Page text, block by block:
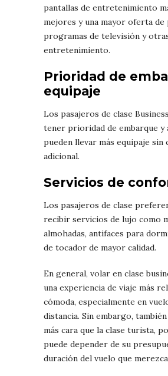
pantallas de entretenimiento
mejores y una mayor oferta de
programas de televisión y
entretenimiento.
Prioridad de
equipaje
Los pasajeros de clase
tener prioridad de embarque y
pueden llevar más equipaje sin
adicional.
Servicios de
Los pasajeros de clase
recibir servicios de lujo como
almohadas, antifaces para
de tocador de mayor calidad.
En general, volar en clase
una experiencia de viaje más
cómoda, especialmente en
distancia. Sin embargo,
más cara que la clase turista,
puede depender de su
duración del vuelo que